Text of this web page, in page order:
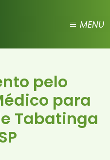
MENU
pelo
para
Tabatinga